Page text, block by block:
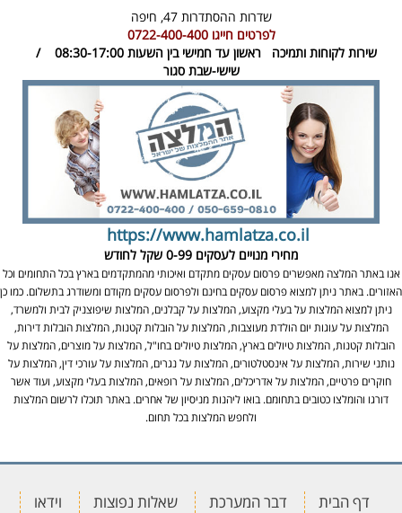
שדרות ההסתדרות 47,
חיפה
לפרטים חייגו0722-400-400
שירות לקוחות ותמיכה
ראשון עד חמישי בין השעות 08:30-17:00 /
שישי-שבת סגור
https://www.hamlatza.co.il
מחירי מנויים לעסקים 0-99 שקל לחודש
אנו באתר המלצה מאפשרים פרסום עסקים מתקדם ואיכותי מהמתקדמים בארץ בכל התחומים וכל
האזורים. באתר ניתן למצוא פרסום עסקים בחינם ולפרסום עסקים מקודם ומשודרג בתשלום. כמו כן
ניתן למצוא המלצות על בעלי מקצוע, המלצות על קבלנים, המלצות שיפוצניק לבית ולמשרד,
המלצות על עוגות יום הולדת מעוצבות, המלצות על הובלות קטנות, המלצות הובלות דירות,
הובלות קטנות, המלצות טיולים בארץ, המלצות טיולים בחו"ל, המלצות על מוצרים, המלצות על
נותני שירות, המלצות על אינסטלטורים, המלצות על נגרים, המלצות על עורכי דין, המלצות על
חוקרים פרטיים, המלצות על אדריכלים, המלצות על רופאים, המלצות בעלי מקצוע, ועוד אשר
דורגו והומלצו כטובים בתחומם. בואו ליהנות מניסיון של אחרים. באתר תוכלו לרשום המלצות
ולחפש המלצות בכל תחום.
דף הבית דבר המערכת שאלות נפוצות וידאו